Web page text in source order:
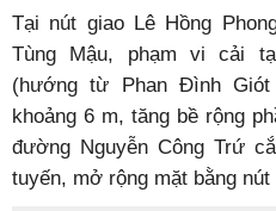
Tại nút giao Lê Hồng
Tùng Mậu, phạm vi cải
(hướng từ Phan Đình
khoảng 6 m, tăng bề rộng
đường Nguyễn Công Trứ
tuyến, mở rộng mặt bằng nút